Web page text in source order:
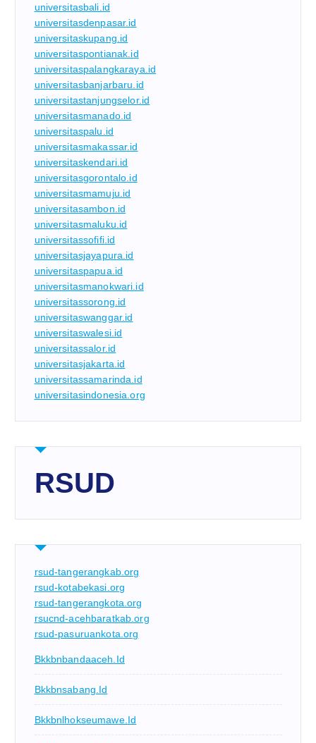
universitasbali.id
universitasdenpasar.id
universitaskupang.id
universitaspontianak.id
universitaspalangkaraya.id
universitasbanjarbaru.id
universitastanjungselor.id
universitasmanado.id
universitaspalu.id
universitasmakassar.id
universitaskendari.id
universitasgorontalo.id
universitasmamuju.id
universitasambon.id
universitasmaluku.id
universitassofifi.id
universitasjayapura.id
universitaspapua.id
universitasmanokwari.id
universitassorong.id
universitaswanggar.id
universitaswalesi.id
universitassalor.id
universitasjakarta.id
universitassamarinda.id
universitasindonesia.org
RSUD
rsud-tangerangkab.org
rsud-kotabekasi.org
rsud-tangerangkota.org
rsucnd-acehbaratkab.org
rsud-pasuruankota.org
Bkkbnbandaaceh.id
Bkkbnsabang.id
Bkkbnlhokseumawe.id